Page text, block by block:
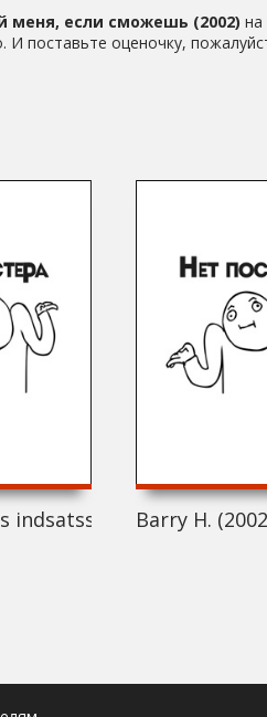
меня, если сможешь (2002) на
поставьте оценочку,
indsatsstyrke: Pilot (2002)
Barry H.